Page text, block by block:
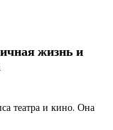
жизнь и
театра и кино. Она